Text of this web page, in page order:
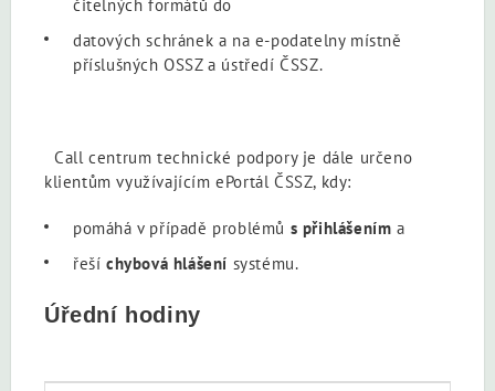
čitelných formátů do
datových schránek a na e-podatelny místně
příslušných OSSZ a ústředí ČSSZ.
Call centrum technické podpory je dále určeno
klientům využívajícím ePortál ČSSZ, kdy:
pomáhá v případě problémů s přihlášením a
řeší chybová hlášení systému.
Úřední hodiny